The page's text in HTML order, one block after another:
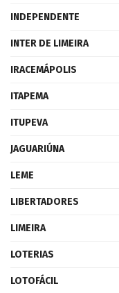
INDEPENDENTE
INTER DE LIMEIRA
IRACEMÁPOLIS
ITAPEMA
ITUPEVA
JAGUARIÚNA
LEME
LIBERTADORES
LIMEIRA
LOTERIAS
LOTOFÁCIL